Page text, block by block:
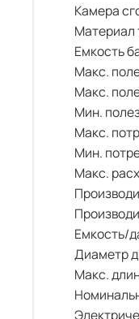
Камера
Материал
Емкость
Макс.
Макс.
Мин.
Макс.
Мин.
Макс.
Емкость/
Диаметр
Макс.